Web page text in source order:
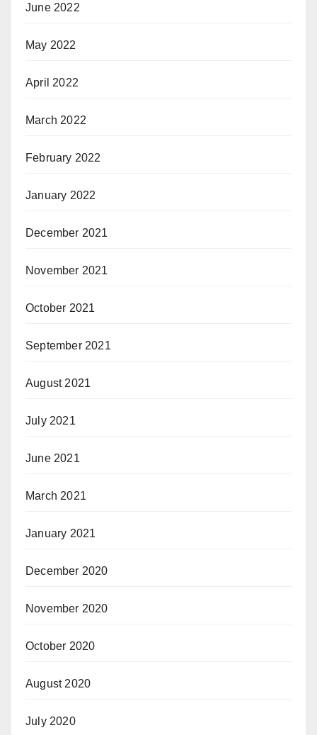
June 2022
May 2022
April 2022
March 2022
February 2022
January 2022
December 2021
November 2021
October 2021
September 2021
August 2021
July 2021
June 2021
March 2021
January 2021
December 2020
November 2020
October 2020
August 2020
July 2020